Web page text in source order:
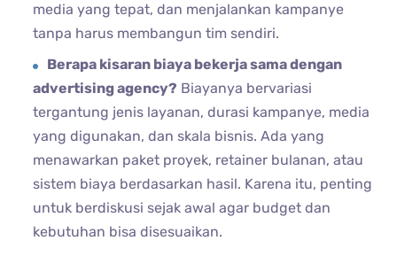
media yang tepat, dan menjalankan kampanye
tanpa harus membangun tim sendiri.
Berapa kisaran biaya bekerja sama dengan
advertising agency? Biayanya bervariasi
tergantung jenis layanan, durasi kampanye, media
yang digunakan, dan skala bisnis. Ada yang
menawarkan paket proyek, retainer bulanan, atau
sistem biaya berdasarkan hasil. Karena itu, penting
untuk berdiskusi sejak awal agar budget dan
kebutuhan bisa disesuaikan.